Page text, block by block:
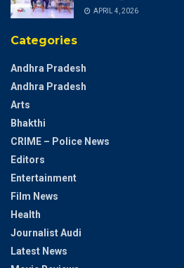
APRIL 4, 2026
Categories
Andhra Pradesh
Andhra Pradesh
Arts
Bhakthi
CRIME – Police News
Editors
Entertainment
Film News
Health
Journalist Audi
Latest News